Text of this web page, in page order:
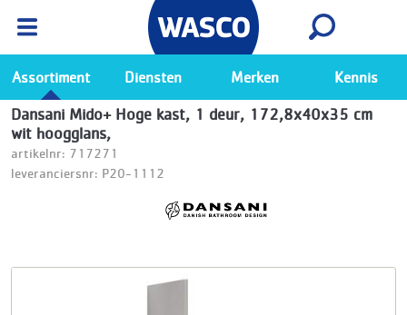
Ga naar de Wasco app
Bekijk
Assortiment Diensten Merken Kennis
Dansani Mido+ Hoge kast, 1 deur, 172,8x40x35 cm
wit hoogglans,
artikelnr: 717271
leveranciersnr: P20-1112